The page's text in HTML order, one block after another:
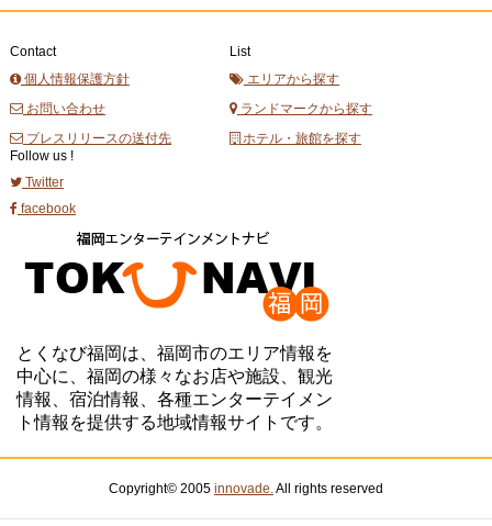
Contact
個人情報保護方針
お問い合わせ
プレスリリースの送付先
List
エリアから探す
ランドマークから探す
ホテル・旅館を探す
Follow us !
Twitter
facebook
とくなび福岡は、福岡市のエリア情報を
中心に、福岡の様々なお店や施設、観光
情報、宿泊情報、各種エンターテイメン
ト情報を提供する地域情報サイトです。
Copyright© 2005 innovade.All rights reserved